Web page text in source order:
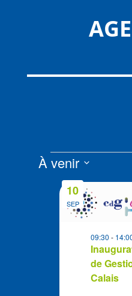
À venir
Sélectionnez
List
events
SEP
10
de
Calais
09:30-